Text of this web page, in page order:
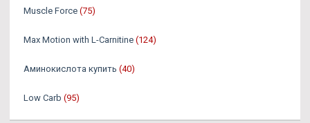
Muscle Force (75)
Max Motion with L-Carnitine (124)
Аминокислота купить (40)
Low Carb (95)